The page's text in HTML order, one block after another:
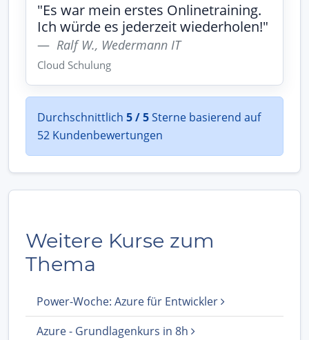
"Es war mein erstes Onlinetraining.
Ich würde es jederzeit wiederholen!"
Ralf W., Wedermann IT
Cloud Schulung
Durchschnittlich 5 / 5Sterne basierend auf
52 Kundenbewertungen
Weitere Kurse zum
Thema
Power-Woche: Azure für Entwickler
Azure - Grundlagenkurs in 8h